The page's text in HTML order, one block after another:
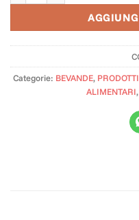
Categorie: BEVANDE,
ALIMENTARI,